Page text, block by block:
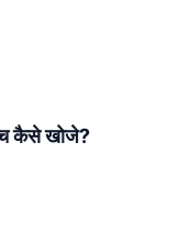
कैसे खोजे?